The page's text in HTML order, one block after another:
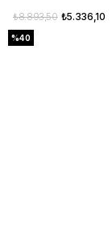
₺5.336,10
₺8.893,50
%40